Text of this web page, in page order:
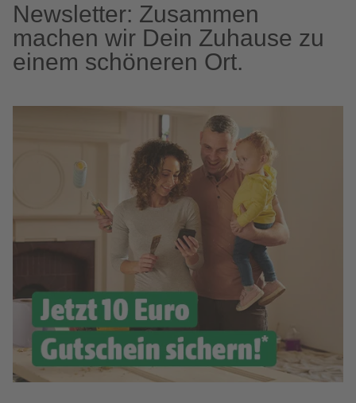
Newsletter: Zusammen
machen wir Dein Zuhause zu
einem schöneren Ort.